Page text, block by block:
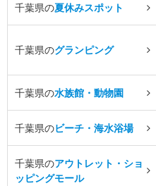
千葉県の夏休みスポット
千葉県のグランピング
千葉県の水族館・動物園
千葉県のビーチ・海水浴場
千葉県のアウトレット・ショ
ッピングモール